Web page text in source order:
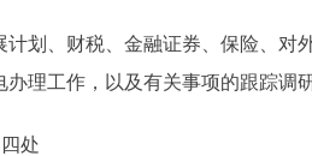
、财税、金融证券、保险、对外
办理工作，以及有关事项的跟踪调
处